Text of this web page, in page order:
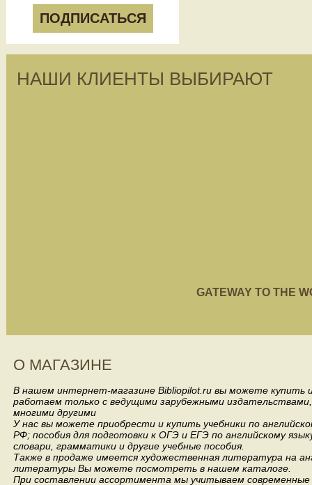
ПОДПИСАТЬСЯ
НАШИ КЛИЕНТЫ ВЫБИРАЮТ
GATEWAY TO THE
О МАГАЗИНЕ
В нашем интернет-магазине Bibliopilot.ru вы можете купить
работаем только с ведущими зарубежными издательствами,
многими другими
У нас вы можете приобрести и купить учебники по
РФ; пособия для подготовки к ОГЭ и ЕГЭ по английскому
словари, грамматики и другие учебные пособия.
Также в продаже имеется художественная литература на
литературы Вы можете посмотреть в нашем каталоге.
При составлении ассортимента мы учитываем